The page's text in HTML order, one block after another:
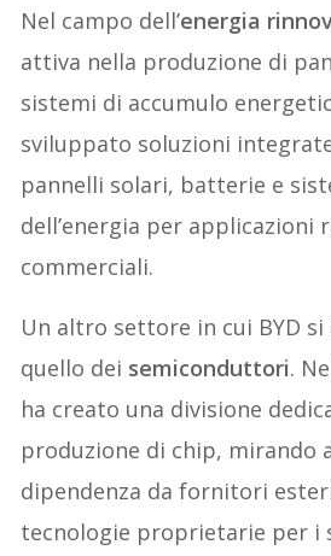
Nel campo dell’energia
attiva nella produzione di
sistemi di accumulo
sviluppato soluzioni
pannelli solari, batterie e
dell’energia per applicazioni
commerciali.
Un altro settore in cui BYD si
quello dei semiconduttori.
ha creato una divisione
produzione di chip, mirando
dipendenza da fornitori
tecnologie proprietarie per i